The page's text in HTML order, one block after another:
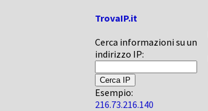
TrovaIP.it
Cerca informazioni su un
indirizzo IP:
Esempio:
216.73.216.140